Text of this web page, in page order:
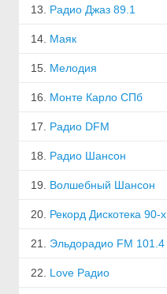
13. Радио Джаз 89.1
14. Маяк
15. Мелодия
16. Монте Карло СПб
17. Радио DFM
18. Радио Шансон
19. Волшебный Шансон
20. Рекорд Дискотека 90-х
21. Эльдорадио FM 101.4
22. Love Радио